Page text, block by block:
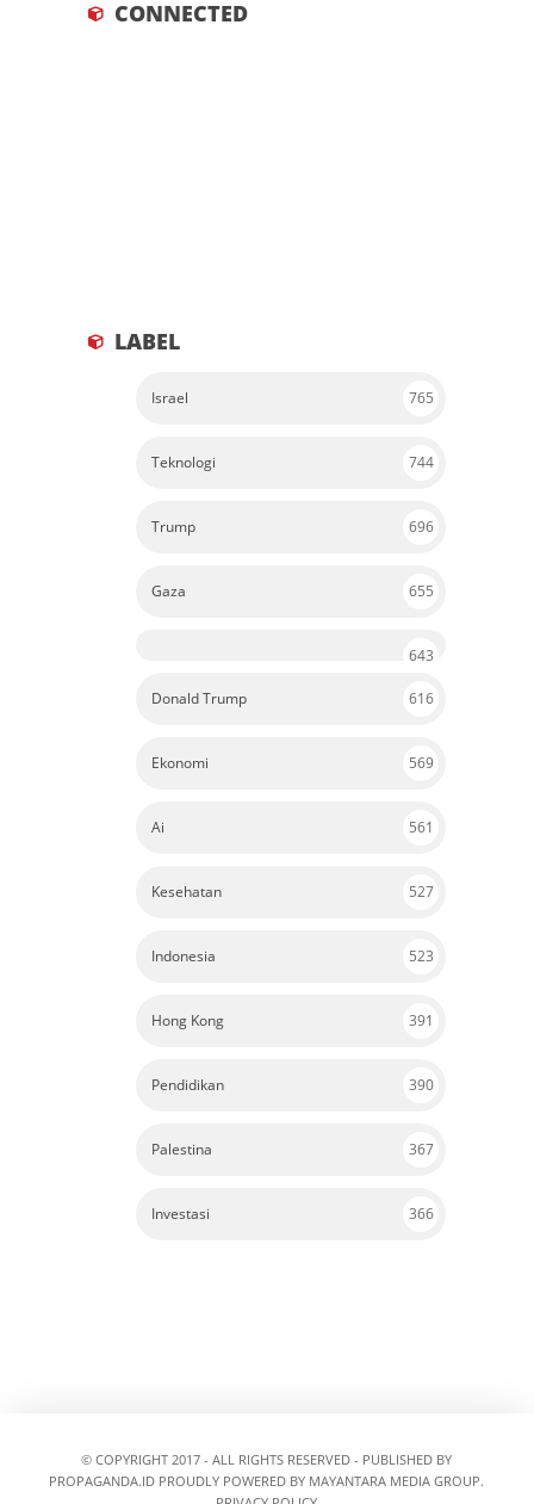
CONNECTED
LABEL
Israel 765
Teknologi 744
Trump 696
Gaza 655
643
Donald Trump 616
Ekonomi 569
Ai 561
Kesehatan 527
Indonesia 523
Hong Kong 391
Pendidikan 390
Palestina 367
Investasi 366
© COPYRIGHT 2017 - ALL RIGHTS RESERVED - PUBLISHED BY
PROPAGANDA.ID PROUDLY POWERED BY MAYANTARA MEDIA GROUP.